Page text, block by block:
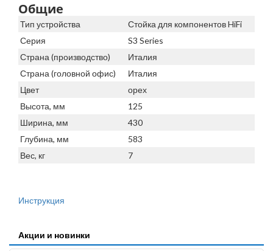
Общие
Тип устройства
Стойка для компонентов HiFi
Серия
S3 Series
Страна (производство)
Италия
Страна (головной офис)
Италия
Цвет
орех
Высота, мм
125
Ширина, мм
430
Глубина, мм
583
Вес, кг
7
Инструкция
Акции и новинки